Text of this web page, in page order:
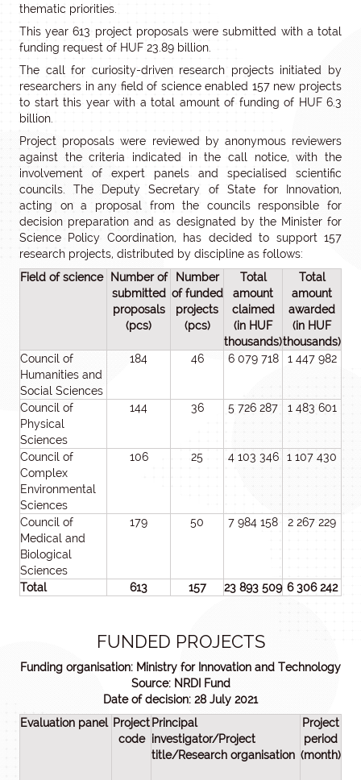
thematic priorities.
This year 613 project proposals were submitted with a total
funding request of HUF 23.89 billion.
The call for curiosity-driven research projects initiated by
researchers in any field of science enabled 157 new projects
to start this year with a total amount of funding of HUF 6.3
billion.
Project proposals were reviewed by anonymous reviewers
against the criteria indicated in the call notice, with the
involvement of expert panels and specialised scientific
councils. The Deputy Secretary of State for Innovation,
acting on a proposal from the councils responsible for
decision preparation and as designated by the Minister for
Science Policy Coordination, has decided to support 157
research projects, distributed by discipline as follows:
Field of science
Number of
submitted
proposals
(pcs)
Number
of funded
projects
(pcs)
Total
amount
claimed
(in HUF
thousands)
Total
amount
awarded
(in HUF
thousands)
Council of
Humanities and
Social Sciences
184 46 6 079 718 1 447 982
Council of
Physical
Sciences
144 36 5 726 287 1 483 601
Council of
Complex
Environmental
Sciences
106 25 4 103 346 1 107 430
Council of
Medical and
Biological
Sciences
179 50 7 984 158 2 267 229
Total 613 157 23 893 509 6 306 242
FUNDED PROJECTS
Funding organisation: Ministry for Innovation and Technology
Source: NRDI Fund
Date of decision: 28 July 2021
Evaluation panel Project
code
Principal
investigator/Project
title/Research organisation
Project
period
(month)